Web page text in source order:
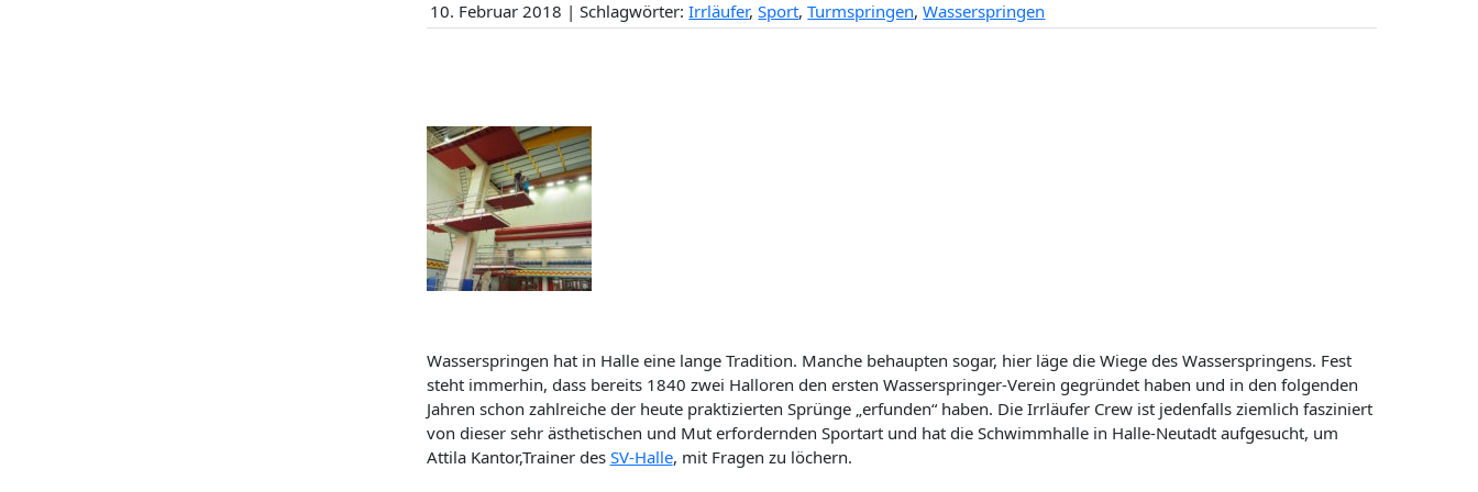
10. Februar 2018 | Schlagwörter:Irrläufer,Sport,Turmspringen,Wasserspringen
Wasserspringen hat in Halle eine lange Tradition. Manche behaupten sogar, hier läge die Wiege des Wasserspringens. Fest
steht immerhin, dass bereits 1840 zwei Halloren den ersten Wasserspringer-Verein gegründet haben und in den folgenden
Jahren schon zahlreiche der heute praktizierten Sprünge „erfunden“ haben. Die Irrläufer Crew ist jedenfalls ziemlich fasziniert
von dieser sehr ästhetischen und Mut erfordernden Sportart und hat die Schwimmhalle in Halle-Neutadt aufgesucht, um
Attila Kantor,Trainer des SV-Halle, mit Fragen zu löchern.